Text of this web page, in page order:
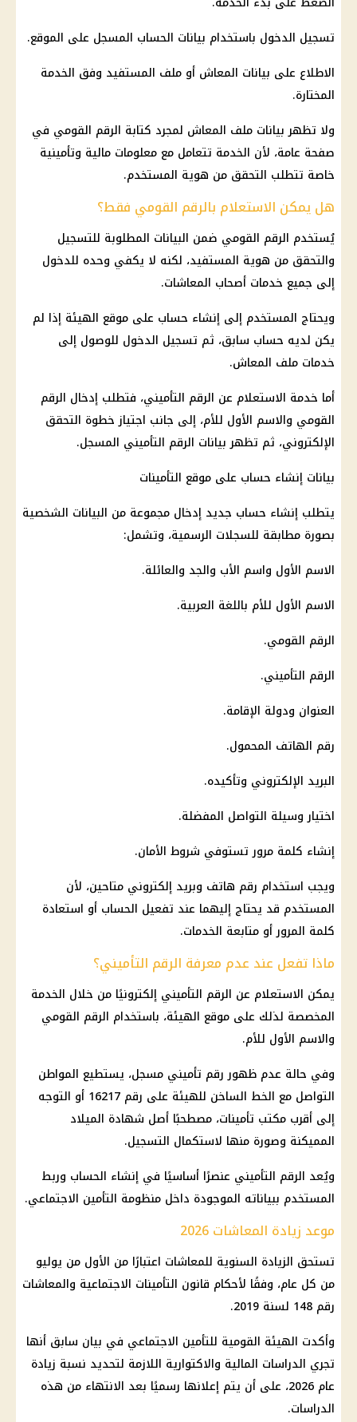
تسجيل الدخول باستخدام بيانات الحساب المسجل على الموقع.
الاطلاع على بيانات المعاش أو ملف المستفيد وفق الخدمة
المختارة.
ولا تظهر بيانات ملف المعاش لمجرد كتابة الرقم القومي في
صفحة عامة، لأن الخدمة تتعامل مع معلومات مالية وتأمينية
خاصة تتطلب التحقق من هوية المستخدم.
هل يمكن الاستعلام بالرقم القومي فقط؟
يُستخدم الرقم القومي ضمن البيانات المطلوبة للتسجيل
والتحقق من هوية المستفيد، لكنه لا يكفي وحده للدخول
إلى جميع خدمات أصحاب المعاشات.
ويحتاج المستخدم إلى إنشاء حساب على موقع الهيئة إذا لم
يكن لديه حساب سابق، ثم تسجيل الدخول للوصول إلى
خدمات ملف المعاش.
أما خدمة الاستعلام عن الرقم التأميني، فتطلب إدخال الرقم
القومي والاسم الأول للأم، إلى جانب اجتياز خطوة التحقق
الإلكتروني، ثم تظهر بيانات الرقم التأميني المسجل.
بيانات إنشاء حساب على موقع التأمينات
يتطلب إنشاء حساب جديد إدخال مجموعة من البيانات الشخصية
بصورة مطابقة للسجلات الرسمية، وتشمل:
الاسم الأول واسم الأب والجد والعائلة.
الاسم الأول للأم باللغة العربية.
الرقم القومي.
الرقم التأميني.
العنوان ودولة الإقامة.
رقم الهاتف المحمول.
البريد الإلكتروني وتأكيده.
اختيار وسيلة التواصل المفضلة.
إنشاء كلمة مرور تستوفي شروط الأمان.
ويجب استخدام رقم هاتف وبريد إلكتروني متاحين، لأن
المستخدم قد يحتاج إليهما عند تفعيل الحساب أو استعادة
كلمة المرور أو متابعة الخدمات.
ماذا تفعل عند عدم معرفة الرقم التأميني؟
يمكن الاستعلام عن الرقم التأميني إلكترونيًا من خلال الخدمة
المخصصة لذلك على موقع الهيئة، باستخدام الرقم القومي
والاسم الأول للأم.
وفي حالة عدم ظهور رقم تأميني مسجل، يستطيع المواطن
التواصل مع الخط الساخن للهيئة على رقم 16217 أو التوجه
إلى أقرب مكتب تأمينات، مصطحبًا أصل شهادة الميلاد
المميكنة وصورة منها لاستكمال التسجيل.
ويُعد الرقم التأميني عنصرًا أساسيًا في إنشاء الحساب وربط
المستخدم ببياناته الموجودة داخل منظومة التأمين الاجتماعي.
موعد زيادة المعاشات 2026
تستحق الزيادة السنوية للمعاشات اعتبارًا من الأول من يوليو
من كل عام، وفقًا لأحكام قانون التأمينات الاجتماعية والمعاشات
رقم 148 لسنة 2019.
وأكدت الهيئة القومية للتأمين الاجتماعي في بيان سابق أنها
تجري الدراسات المالية والاكتوارية اللازمة لتحديد نسبة زيادة
عام 2026، على أن يتم إعلانها رسميًا بعد الانتهاء من هذه
الدراسات.